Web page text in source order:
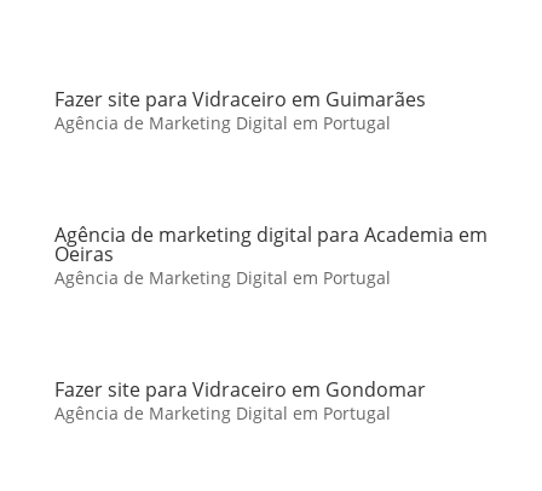
Fazer site para Vidraceiro em Guimarães
Agência de Marketing Digital em Portugal
Agência de marketing digital para Academia em
Oeiras
Agência de Marketing Digital em Portugal
Fazer site para Vidraceiro em Gondomar
Agência de Marketing Digital em Portugal